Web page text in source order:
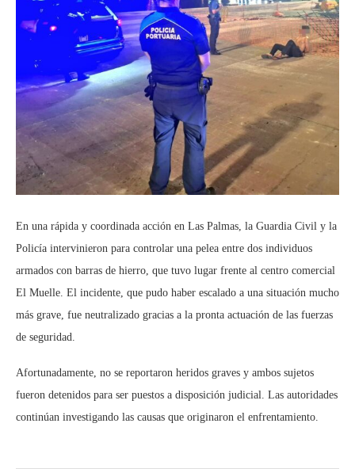
En una rápida y coordinada acción en Las Palmas, la Guardia Civil y la
Policía intervinieron para controlar una pelea entre dos individuos
armados con barras de hierro, que tuvo lugar frente al centro comercial
El Muelle. El incidente, que pudo haber escalado a una situación mucho
más grave, fue neutralizado gracias a la pronta actuación de las fuerzas
de seguridad.
Afortunadamente, no se reportaron heridos graves y ambos sujetos
fueron detenidos para ser puestos a disposición judicial. Las autoridades
continúan investigando las causas que originaron el enfrentamiento.